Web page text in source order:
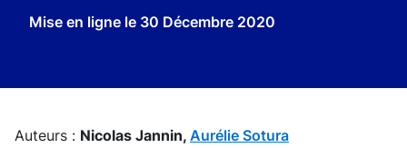
Mise en ligne le 30 Décembre 2020
Auteurs : Nicolas Jannin, Aurélie Sotura